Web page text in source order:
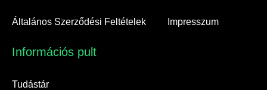
Általános Szerződési Feltételek Impresszum
Információs pult​
Tudástár